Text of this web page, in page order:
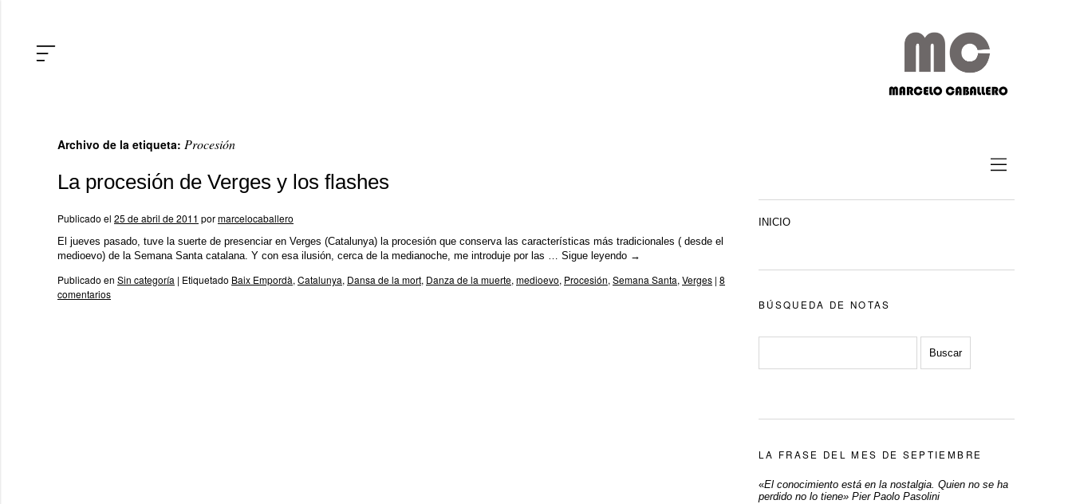
Archivo de la etiqueta: Procesión
La procesión de Verges y los flashes
Publicado el 25 de abril de 2011 pormarcelocaballero
El jueves pasado, tuve la suerte de presenciar en Verges (Catalunya) la procesión que conserva las características más tradicionales ( desde el
medioevo) de la Semana Santa catalana. Y con esa ilusión, cerca de la medianoche, me introduje por las … Sigue leyendo →
Publicado en Sin categoría | Etiquetado Baix Empordà, Catalunya, Dansa de la mort, Danza de la muerte, medioevo, Procesión, Semana Santa, Verges | 8
comentarios
INICIO
BÚSQUEDA DE NOTAS
LA FRASE DEL MES DE SEPTIEMBRE
«El conocimiento está en la nostalgia. Quien no se ha
perdido no lo tiene» Pier Paolo Pasolini